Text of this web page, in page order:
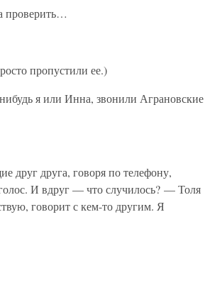
проверить…
пропустили ее.)
я или Инна, звонили Аграновские
друг друга, говоря по телефону,
И вдруг — что случилось? — Толя
говорит с кем-то другим. Я